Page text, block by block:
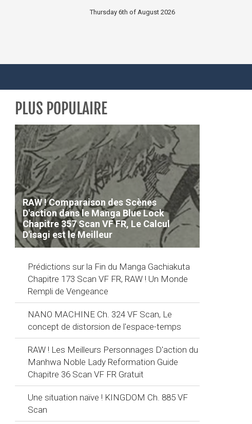
Thursday 6th of August 2026
PLUS POPULAIRE
RAW ! Comparaison des Scènes
D'action dans le Manga Blue Lock
Chapitre 357 Scan VF FR, Le Calcul
D'isagi est le Meilleur
Prédictions sur la Fin du Manga Gachiakuta
Chapitre 173 Scan VF FR, RAW ! Un Monde
Rempli de Vengeance
NANO MACHINE Ch. 324 VF Scan, Le
concept de distorsion de l'espace-temps
RAW ! Les Meilleurs Personnages D'action du
Manhwa Noble Lady Reformation Guide
Chapitre 36 Scan VF FR Gratuit
Une situation naïve ! KINGDOM Ch. 885 VF
Scan